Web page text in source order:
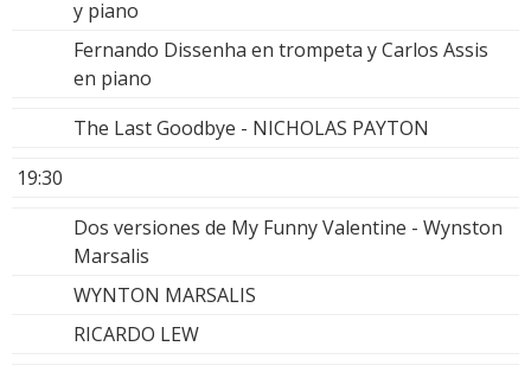
y piano
Fernando Dissenha en trompeta y Carlos Assis
en piano
The Last Goodbye - NICHOLAS PAYTON
19:30
Dos versiones de My Funny Valentine - Wynston
Marsalis
WYNTON MARSALIS
RICARDO LEW